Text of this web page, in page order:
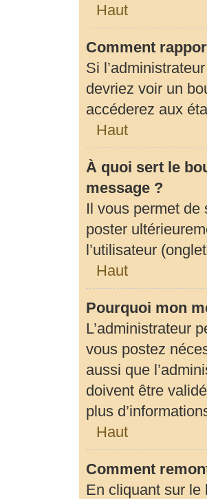
Haut
Comment
Si
devriez voir un
accéderez aux
Haut
À quoi sert le
message ?
Il vous permet de
poster
l’utilisateur
Haut
Pourquoi mon
L’administrateur
vous postez
aussi que
doivent être
plus
Haut
Comment
En cliquant sur le